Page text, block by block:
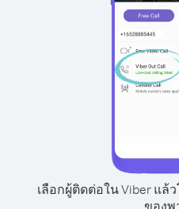
เลือกผู้ติดต่อใน Viber แ
ของพ